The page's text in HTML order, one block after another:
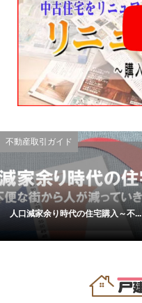
不動産取引ガイド
人口減家余り時代の住宅購入～不...